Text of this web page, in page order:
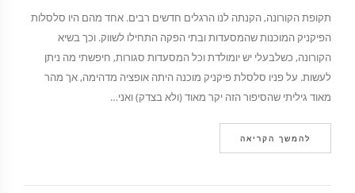
תקופת הקורונה, הקנתה לנו הרגלים חדשים רבים. אחד מהם היו סלסלות
הפיקניק המוכנות שהמסעדות ובתי הפקה התחילו לשווק. וכך בשיא
הקורונה, כשלבעלי יש יומולדת וכל המסעדות סגורות, חיפשתי מה ניתן
לעשות. על פניו סלסלת פיקניק מוכנה היתה אופציה מדהימה, אך מהר
מאוד גיליתי שהסיפור הזה יקר מאוד (ולא בצדק) ואני…
להמשך הקריאה